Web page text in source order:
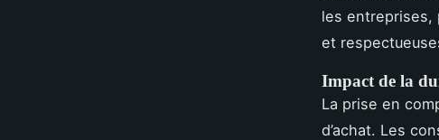
les entreprises,
et
Impact de la
La prise en
d’achat. Les